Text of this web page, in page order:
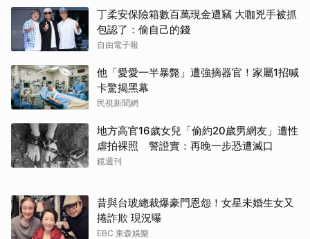
丁柔安保險箱數百萬現金遭竊 大咖兇手被抓
包認了：偷自己的錢
自由電子報
他「愛愛一半暴斃」遭強摘器官！家屬1招喊
卡驚揭黑幕
民視新聞網
地方高官16歲女兒「偷約20歲男網友」遭性
虐拍裸照 警證實：再晚一步恐遭滅口
鏡週刊
昔與台玻總裁爆豪門恩怨！女星未婚生女又
捲詐欺 現況曝
EBC 東森娛樂